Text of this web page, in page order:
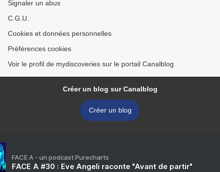
Signaler un abus
C.G.U.
Cookies et données personnelles
Préférences cookies
Voir le profil de mydiscoveries sur le portail Canalblog
Créer un blog sur Canalblog
Créer un blog
FACE A - un podcast Purecharts
FACE A #30 : Eve Angeli raconte "Avant de partir"